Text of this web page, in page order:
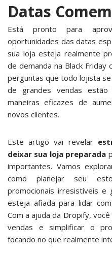
Datas
Está pronto para
oportunidades das datas
sua loja esteja realmente
de demanda na Black Friday
perguntas que todo lojista
de grandes vendas estão
maneiras eficazes de
novos clientes.
Este artigo vai revelar
deixar sua loja preparada
importantes. Vamos
como planejar seu
promocionais irresistíveis e
esteja afiada para lidar
Com a ajuda da Dropify, você
vendas e simplificar o
focando no que realmente